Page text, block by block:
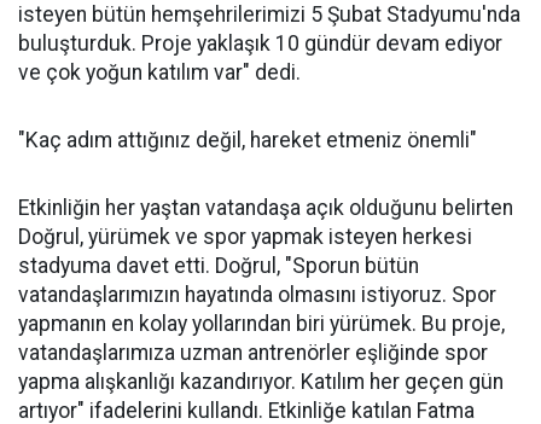
isteyen bütün hemşehrilerimizi 5 Şubat Stadyumu'nda
buluşturduk. Proje yaklaşık 10 gündür devam ediyor
ve çok yoğun katılım var" dedi.
"Kaç adım attığınız değil, hareket etmeniz önemli"
Etkinliğin her yaştan vatandaşa açık olduğunu belirten
Doğrul, yürümek ve spor yapmak isteyen herkesi
stadyuma davet etti. Doğrul, "Sporun bütün
vatandaşlarımızın hayatında olmasını istiyoruz. Spor
yapmanın en kolay yollarından biri yürümek. Bu proje,
vatandaşlarımıza uzman antrenörler eşliğinde spor
yapma alışkanlığı kazandırıyor. Katılım her geçen gün
artıyor" ifadelerini kullandı. Etkinliğe katılan Fatma